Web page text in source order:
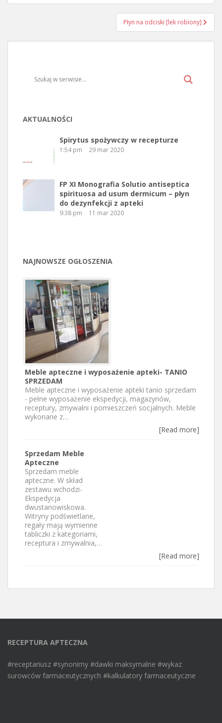
Płyn na odciski [lek robiony]
AKTUALNOŚCI
Spirytus spożywczy w recepturze
1:54 pm 29 mar 2020
FP XI Monografia Solutio antiseptica
spirituosa ad usum dermicum – płyn
do dezynfekcji z apteki
9:38 pm 11 mar 2020
NAJNOWSZE OGŁOSZENIA
Meble apteczne i wyposażenie apteki- TANIO
SPRZEDAM
Meble apteczne i wyposażenie apteki tanio sprzedam
- pełne wyposażenie ekspedycji, magazynów,
receptury, zmywalni i pomieszczeń socjalnych. Meble
wykonane z…
[Read more]
Sprzedam Meble
Apteczne
Sprzedam meble
apteczne. W skład
zestawu wchodzi-
Ekspedycja
dwustanowiskowa.
Witryny podświetlane,
regały mają wymienne
tabliczki z kategoriami,
receptura i zmywalnia,…
[Read more]
RECEPTURA APTECZNA
#receptariusz #synonimy #dawki maksymalne #wykaz
surowców farmaceutycznych #kalkulatory farmaceutyczne